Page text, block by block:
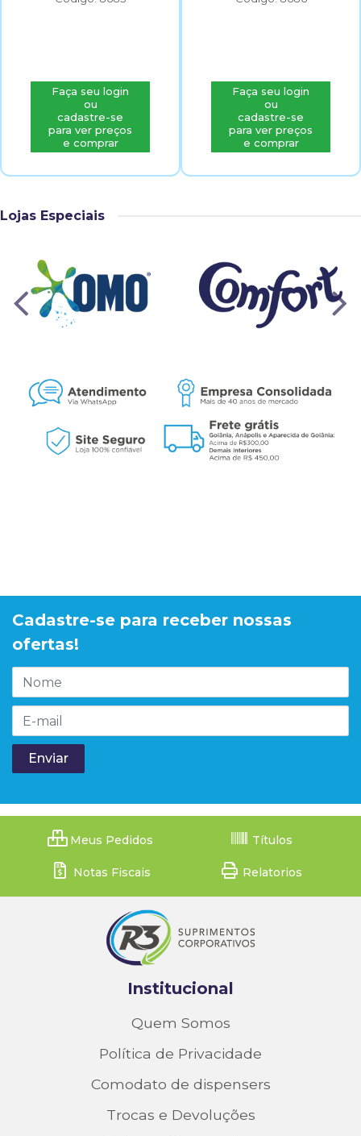
Faça seu login
ou
cadastre-se
para ver preços
e comprar
Faça seu login
ou
cadastre-se
para ver preços
e comprar
Lojas Especiais
Cadastre-se para receber nossas
ofertas!
Meus Pedidos Títulos
Notas Fiscais Relatorios
Institucional
Quem Somos
Política de Privacidade
Comodato de dispensers
Trocas e Devoluções